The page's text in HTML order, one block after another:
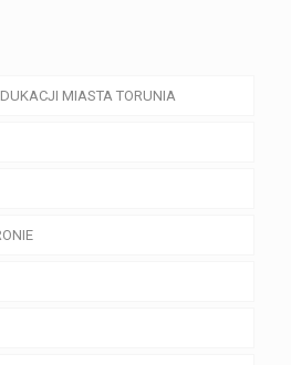
MIASTA TORUNIA